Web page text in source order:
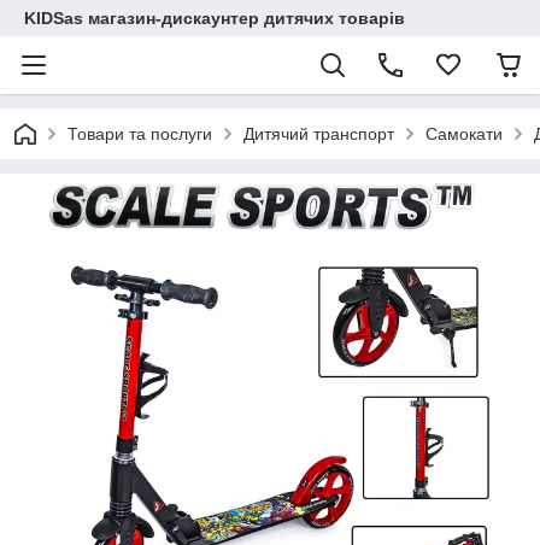
KIDSas магазин-дискаунтер дитячих товарів
Товари та послуги Дитячий транспорт Самокати